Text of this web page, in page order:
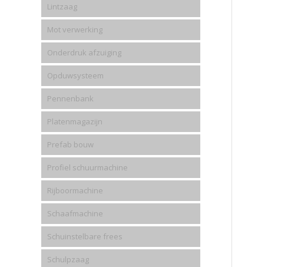
Lintzaag
Mot verwerking
Onderdruk afzuiging
Opduwsysteem
Pennenbank
Platenmagazijn
Prefab bouw
Profiel schuurmachine
Rijboormachine
Schaafmachine
Schuinstelbare frees
Schulpzaag